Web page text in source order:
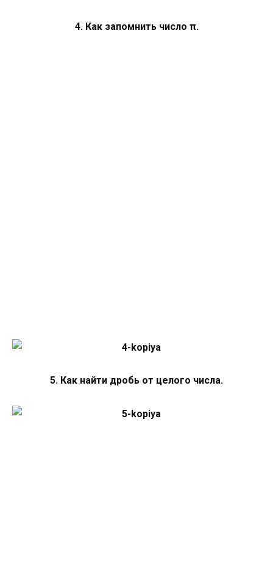
4. Как запомнить число π.
5. Как найти дробь от целого числа.